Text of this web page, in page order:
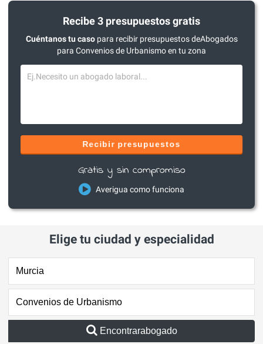
Recibe 3 presupuestos gratis
Cuéntanos tu casopara recibir presupuestos deAbogados
para Convenios de Urbanismo en tu zona
Recibir presupuestos
Gratis y sin compromiso
Averigua como funciona
Elige tu ciudad y especialidad
Encontrarabogado